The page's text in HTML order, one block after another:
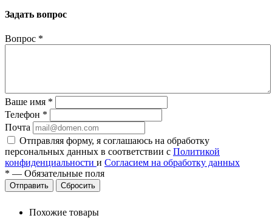
Задать вопрос
Вопрос *
Ваше имя *
Телефон *
Почта
Отправляя форму, я соглашаюсь на обработку
персональных данных в соответствии с Политикой
конфиденциальности и Согласием на обработку данных
* — Обязательные поля
Сбросить
Похожие товары